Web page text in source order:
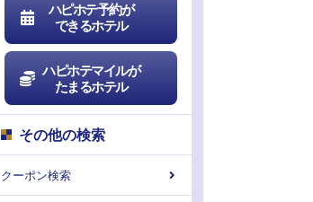
ハピホテ予約が
できるホテル
ハピホテマイルが
たまるホテル
その他の検索
クーポン検索